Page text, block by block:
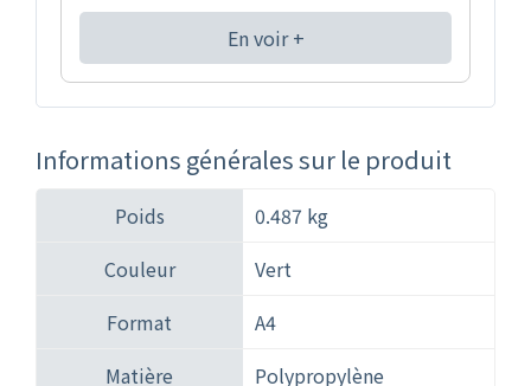
En voir +
Informations générales sur le produit
Poids
0.487 kg
Couleur
Vert
Format
A4
Matière
Polypropylène